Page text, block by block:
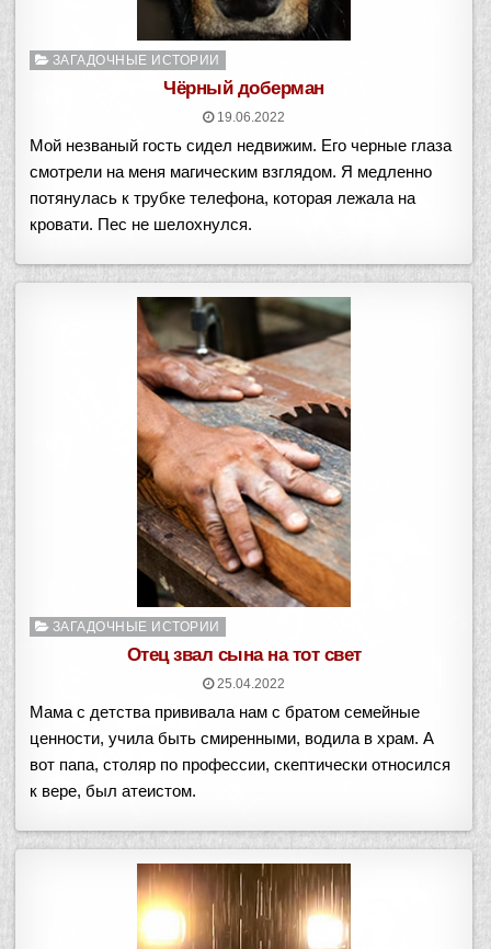
Опубликовано
ЗАГАДОЧНЫЕ ИСТОРИИ
Чёрный доберман
19.06.2022
Мой незваный гость сидел недвижим. Его черные глаза
смотрели на меня магическим взглядом. Я медленно
потянулась к трубке телефона, которая лежала на
кровати. Пес не шелохнулся.
Опубликовано
ЗАГАДОЧНЫЕ ИСТОРИИ
Отец звал сына на тот свет
25.04.2022
Мама с детства прививала нам с братом семейные
ценности, учила быть смиренными, водила в храм. А
вот папа, столяр по профессии, скептически относился
к вере, был атеистом.